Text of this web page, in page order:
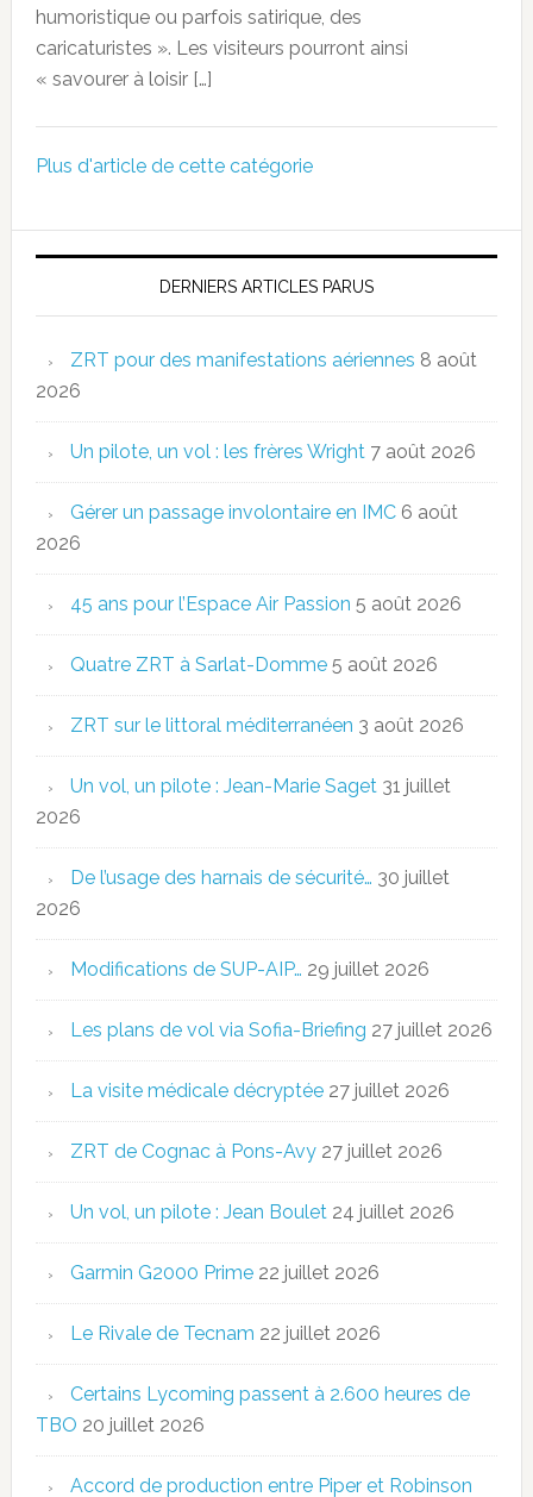
humoristique ou parfois satirique, des
caricaturistes ». Les visiteurs pourront ainsi
« savourer à loisir […]
Plus d'article de cette catégorie
DERNIERS ARTICLES PARUS
ZRT pour des manifestations aériennes 8 août
2026
Un pilote, un vol : les frères Wright 7 août 2026
Gérer un passage involontaire en IMC 6 août
2026
45 ans pour l’Espace Air Passion 5 août 2026
Quatre ZRT à Sarlat-Domme 5 août 2026
ZRT sur le littoral méditerranéen 3 août 2026
Un vol, un pilote : Jean-Marie Saget 31 juillet
2026
De l’usage des harnais de sécurité… 30 juillet
2026
Modifications de SUP-AIP… 29 juillet 2026
Les plans de vol via Sofia-Briefing 27 juillet 2026
La visite médicale décryptée 27 juillet 2026
ZRT de Cognac à Pons-Avy 27 juillet 2026
Un vol, un pilote : Jean Boulet 24 juillet 2026
Garmin G2000 Prime 22 juillet 2026
Le Rivale de Tecnam 22 juillet 2026
Certains Lycoming passent à 2.600 heures de
TBO 20 juillet 2026
Accord de production entre Piper et Robinson